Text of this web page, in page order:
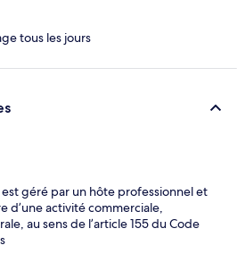
tous les jours
géré par un hôte professionnel et
d’une activité commerciale,
au sens de l’article 155 du Code